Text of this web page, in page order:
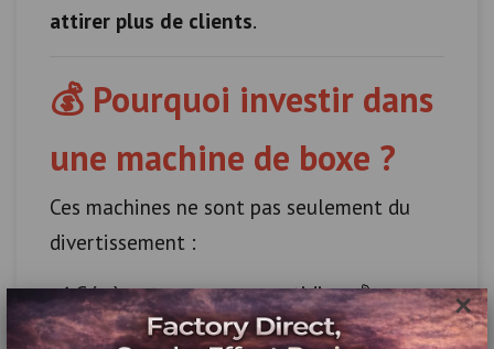
×
attirer plus de clients.
💰 Pourquoi investir dans
une machine de boxe ?
Ces machines ne sont pas seulement du
divertissement :
✔️ Génèrent un revenu quotidien 💰
✔️ Aucun personnel nécessaire